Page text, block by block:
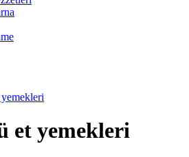
et yemekleri